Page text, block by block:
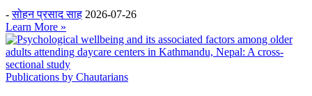
-सोहन प्रसाद साह 2026-07-26
Learn More »
Publications by Chautarians